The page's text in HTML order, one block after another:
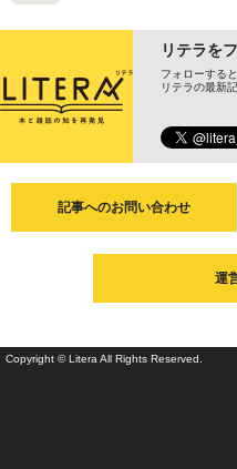
リテラを
フォローする
リテラの最新
記事へのお問い合わせ
運
Copyright © Litera All Rights Reserved.